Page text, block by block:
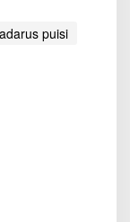
puisi